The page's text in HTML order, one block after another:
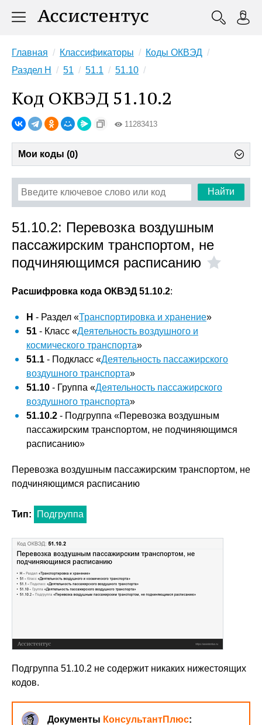
Главная Классификаторы
Коды ОКВЭД
Раздел H
51 51.1 51.10
Код ОКВЭД 51.10.2
11283413
Мои коды (0)
Найти
51.10.2: Перевозка воздушным
пассажирским транспортом, не
подчиняющимся расписанию
Расшифровка кода ОКВЭД 51.10.2:
H - Раздел «Транспортировка и хранение»
51 - Класс «Деятельность воздушного и
космического транспорта»
51.1 - Подкласс «Деятельность пассажирского
воздушного транспорта»
51.10 - Группа «Деятельность пассажирского
воздушного транспорта»
51.10.2 - Подгруппа «Перевозка воздушным
пассажирским транспортом, не подчиняющимся
расписанию»
Перевозка воздушным пассажирским транспортом, не
подчиняющимся расписанию
Тип: Подгруппа
Подгруппа 51.10.2 не содержит никаких нижестоящих
кодов.
Документы КонсультантПлюс: